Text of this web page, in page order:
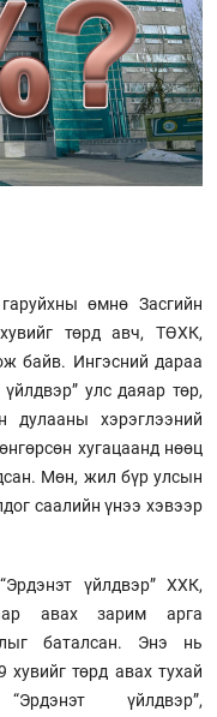
өмнө Засгийн
төрд авч, ТӨХК,
байв. Ингэсний дараа
улс даяар төр,
дулааны хэрэглээний
хугацаанд нөөц
Мөн, жил бүр улсын
саалийн үнээ хэвээр
үйлдвэр” ХХК,
авах зарим арга
баталсан. Энэ нь
хувийг төрд авах тухай
үйлдвэр”,